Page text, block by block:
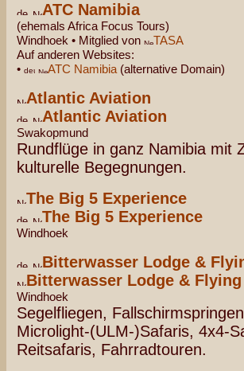
ATC Namibia
(ehemals Africa Focus Tours)
Windhoek • Mitglied von
TASA
Auf anderen Websites:
•
ATC Namibia (alternative Domain)
Atlantic Aviation
Atlantic Aviation
Swakopmund
Rundflüge in ganz Namibia mit
kulturelle Begegnungen.
The Big 5 Experience
The Big 5 Experience
Windhoek
Bitterwasser Lodge &
Bitterwasser Lodge &
Windhoek
Segelfliegen,
Microlight-(ULM-)Safaris, 4x4-
Reitsafaris, Fahrradtouren.